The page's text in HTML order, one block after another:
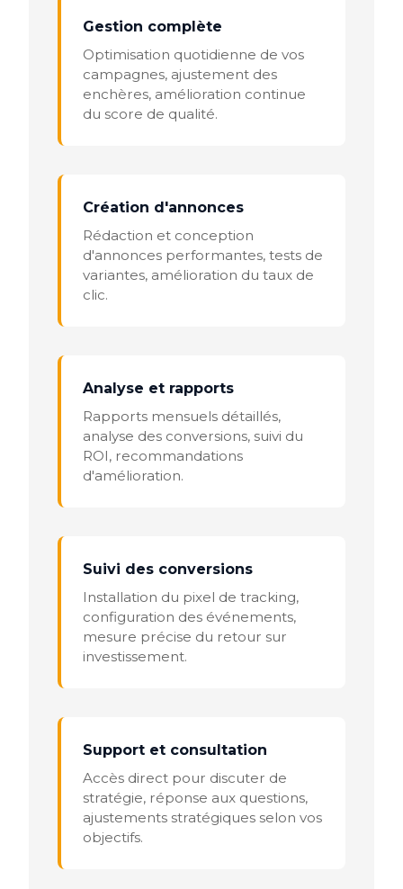
Gestion complète
Optimisation quotidienne de vos
campagnes, ajustement des
enchères, amélioration continue
du score de qualité.
Création d'annonces
Rédaction et conception
d'annonces performantes, tests de
variantes, amélioration du taux de
clic.
Analyse et rapports
Rapports mensuels détaillés,
analyse des conversions, suivi du
ROI, recommandations
d'amélioration.
Suivi des conversions
Installation du pixel de tracking,
configuration des événements,
mesure précise du retour sur
investissement.
Support et consultation
Accès direct pour discuter de
stratégie, réponse aux questions,
ajustements stratégiques selon vos
objectifs.